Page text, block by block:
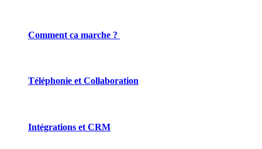
Comment ca marche ?
Téléphonie et Collaboration
Intégrations et CRM